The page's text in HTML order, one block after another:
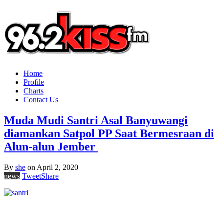
Home
Profile
Charts
Contact Us
Muda Mudi Santri Asal Banyuwangi
diamankan Satpol PP Saat Bermesraan di
Alun-alun Jember
By she on April 2, 2020
news TweetShare